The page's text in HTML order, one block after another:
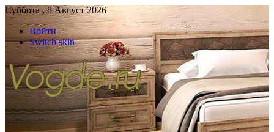
Суббота , 8 Август 2026
Войти
Switch skin